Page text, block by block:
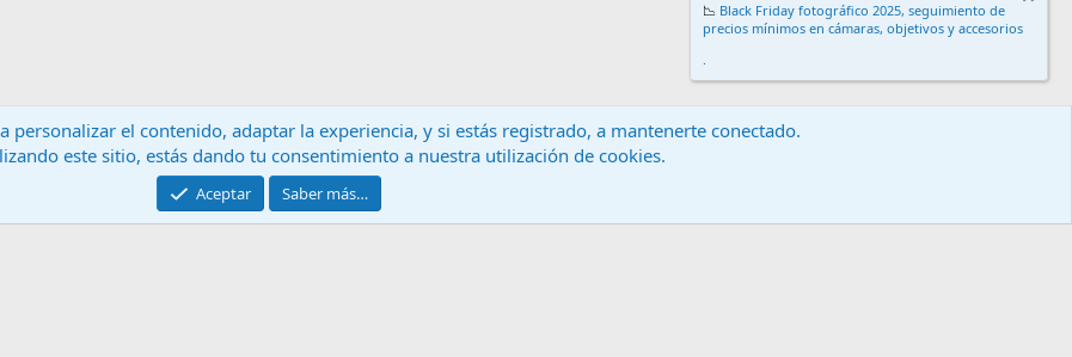
Contáctanos Términos y reglas
Community platform by XenForo® © 2010-2024 XenForo Ltd.
📉 Black Friday fotográfico 2025, seguimiento de
precios mínimos en cámaras, objetivos y accesorios
.
personalizar el contenido, adaptar la experiencia, y si estás registrado, a mantenerte conectado.
este sitio, estás dando tu consentimiento a nuestra utilización de cookies.
Aceptar Saber más…